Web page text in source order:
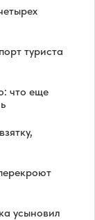
туриста
что еще
усыновил